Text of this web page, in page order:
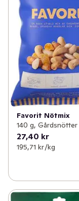
Favorit Nötmix
140 g, Gårdsnötter
27,40 kr
195,71 kr /kg